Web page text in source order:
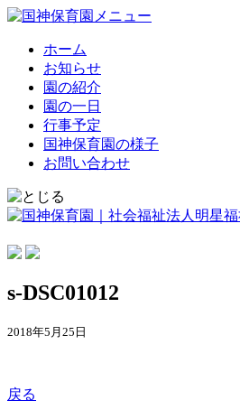
ホーム
お知らせ
園の紹介
園の一日
行事予定
国神保育園の様子
お問い合わせ
s-DSC01012
2018年5月25日
戻る